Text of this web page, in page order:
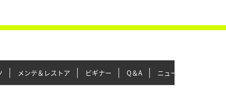
メンテ＆レストア ビギナー Q＆A ニュース＆トピックス